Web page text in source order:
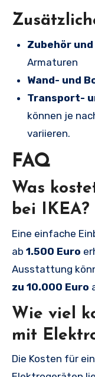
Zubehör
Armaturen
Wand- und
Transport-
können je
variieren.
FAQ
Was
bei IKEA?
Eine einfache
ab 1.500 Euro
Ausstattung
zu 10.000 Euro
Wie viel
mit
Die Kosten für